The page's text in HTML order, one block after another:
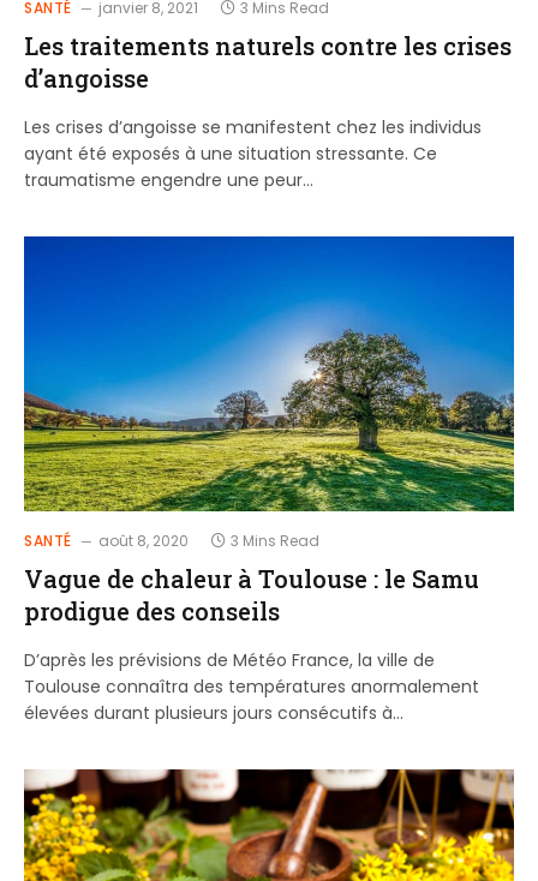
SANTÉ janvier 8, 2021 3 Mins Read
Les traitements naturels contre les crises
d’angoisse
Les crises d’angoisse se manifestent chez les individus
ayant été exposés à une situation stressante. Ce
traumatisme engendre une peur…
SANTÉ août 8, 2020 3 Mins Read
Vague de chaleur à Toulouse : le Samu
prodigue des conseils
D’après les prévisions de Météo France, la ville de
Toulouse connaîtra des températures anormalement
élevées durant plusieurs jours consécutifs à…